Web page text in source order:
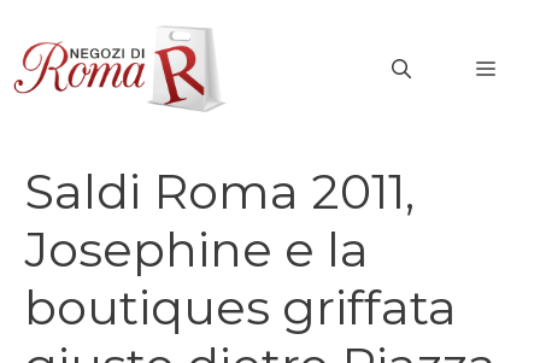
contenuto
Saldi Roma 2011,
Josephine e la
boutiques griffata